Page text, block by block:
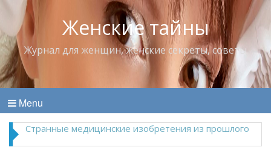
Женские тайны
Журнал для женщин, женские секреты, советы
Menu
Странные медицинские изобретения из прошлого